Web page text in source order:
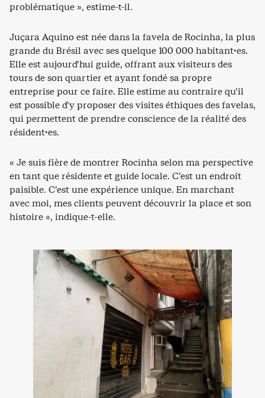
problématique », estime-t-il.
Juçara Aquino est née dans la favela de Rocinha, la plus
grande du Brésil avec ses quelque 100 000 habitant·es.
Elle est aujourd’hui guide, offrant aux visiteurs des
tours de son quartier et ayant fondé sa propre
entreprise pour ce faire. Elle estime au contraire qu’il
est possible d’y proposer des visites éthiques des favelas,
qui permettent de prendre conscience de la réalité des
résident·es.
« Je suis fière de montrer Rocinha selon ma perspective
en tant que résidente et guide locale. C’est un endroit
paisible. C’est une expérience unique. En marchant
avec moi, mes clients peuvent découvrir la place et son
histoire », indique-t-elle.